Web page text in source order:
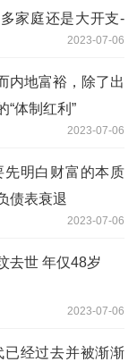
家庭还是大开支-
2023-07-06
内地富裕，除了出
“体制红利”
2023-07-06
明白财富的本质
债表衰退
2023-07-06
去世 年仅48岁
2023-07-06
经过去并被渐渐